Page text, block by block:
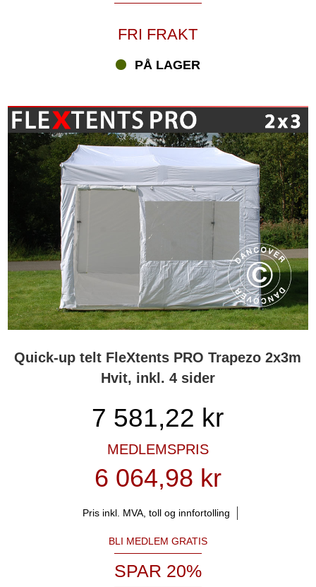
FRI FRAKT
PÅ LAGER
Quick-up telt FleXtents PRO Trapezo 2x3m
Hvit, inkl. 4 sider
7 581,22 kr
MEDLEMSPRIS
6 064,98 kr
Pris inkl. MVA, toll og innfortolling
BLI MEDLEM GRATIS
SPAR 20%